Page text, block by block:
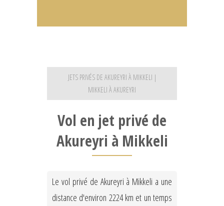
JETS PRIVÉS DE AKUREYRI À MIKKELI |
MIKKELI À AKUREYRI
Vol en jet privé de
Akureyri à Mikkeli
Le vol privé de Akureyri à Mikkeli a une
distance d'environ 2224 km et un temps